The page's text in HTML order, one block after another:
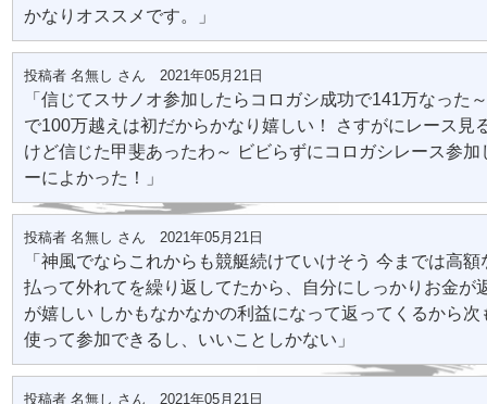
かなりオススメです。」
投稿者 名無し さん 2021年05月21日
「信じてスサノオ参加したらコロガシ成功で141万なった
で100万越えは初だからかなり嬉しい！ さすがにレース見
けど信じた甲斐あったわ～ ビビらずにコロガシレース参加
ーによかった！」
投稿者 名無し さん 2021年05月21日
「神風でならこれからも競艇続けていけそう 今までは高額
払って外れてを繰り返してたから、自分にしっかりお金が
が嬉しい しかもなかなかの利益になって返ってくるから次
使って参加できるし、いいことしかない」
投稿者 名無し さん 2021年05月21日